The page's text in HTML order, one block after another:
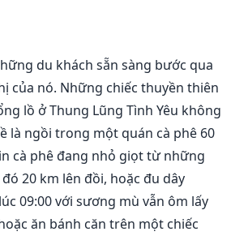
du khách sẵn sàng bước qua
của nó. Những chiếc thuyền thiên
lồ ở Thung Lũng Tình Yêu không
là ngồi trong một quán cà phê 60
cà phê đang nhỏ giọt từ những
20 km lên đồi, hoặc đu dây
09:00 với sương mù vẫn ôm lấy
ăn bánh căn trên một chiếc